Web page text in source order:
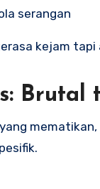
serangan
kejam
Brutal